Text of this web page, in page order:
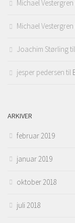
Michael Vestergren
Michael Vestergren
Joachim Størlingtil
jesper pedersen til
ARKIVER
februar 2019
januar 2019
oktober 2018
juli 2018